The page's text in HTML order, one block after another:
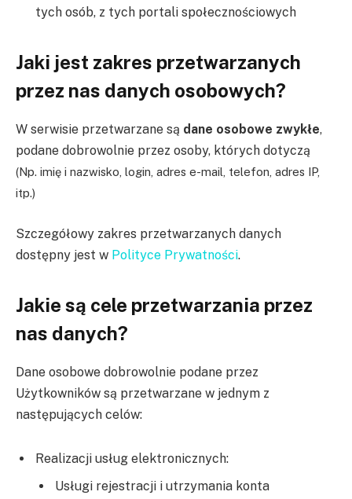
tych osób, z tych portali społecznościowych
Jaki jest zakres przetwarzanych
przez nas danych osobowych?
W serwisie przetwarzane są dane osobowe zwykłe,
podane dobrowolnie przez osoby, których dotyczą
(Np. imię i nazwisko, login, adres e-mail, telefon, adres IP,
itp.)
Szczegółowy zakres przetwarzanych danych
dostępny jest w Polityce Prywatności.
Jakie są cele przetwarzania przez
nas danych?
Dane osobowe dobrowolnie podane przez
Użytkowników są przetwarzane w jednym z
następujących celów:
Realizacji usług elektronicznych:
Usługi rejestracji i utrzymania konta